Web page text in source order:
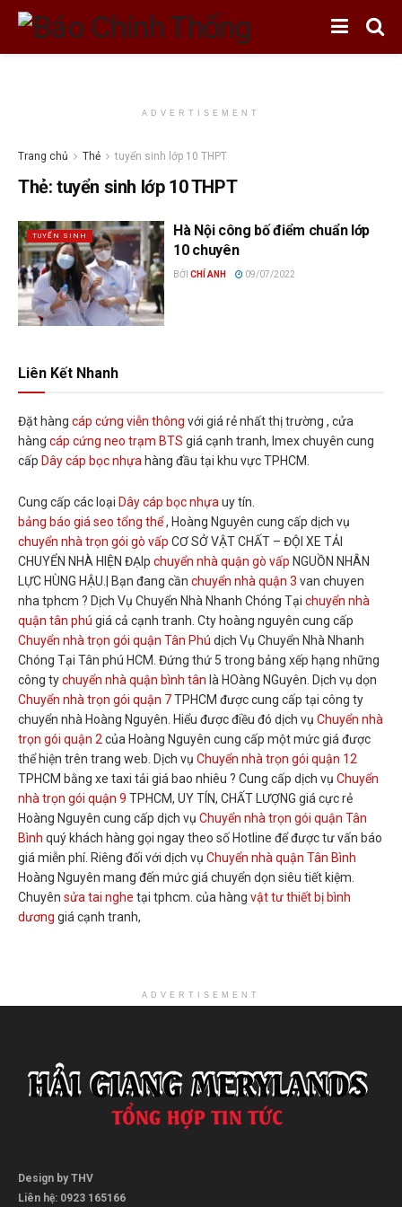
ADVERTISEMENT
Trang chủ Thẻ tuyển sinh lớp 10 THPT
Thẻ:tuyển sinh lớp 10 THPT
TUYỂN SINH
Hà Nội công bố điểm chuẩn lớp
10 chuyên
BỞI CHÍ ANH 09/07/2022
Liên Kết Nhanh
Đặt hàng cáp cứng viễn thông với giá rẻ nhất thị trường , cửa
hàng cáp cứng neo trạm BTS giá cạnh tranh, Imex chuyên cung
cấp Dây cáp bọc nhựa hàng đầu tại khu vực TPHCM.
Cung cấp các loại Dây cáp bọc nhựa uy tín.
bảng báo giá seo tổng thể, Hoàng Nguyên cung cấp dịch vụ
chuyển nhà trọn gói gò vấp CƠ SỞ VẬT CHẤT – ĐỘI XE TẢI
CHUYỂN NHÀ HIỆN ĐẠIp chuyển nhà quận gò vấp NGUỒN NHÂN
LỰC HÙNG HẬU.| Bạn đang cần chuyển nhà quận 3 van chuyen
nha tphcm ? Dịch Vụ Chuyển Nhà Nhanh Chóng Tại chuyển nhà
quận tân phú giá cả cạnh tranh. Cty hoàng nguyên cung cấp
Chuyển nhà trọn gói quận Tân Phú dịch Vụ Chuyển Nhà Nhanh
Chóng Tại Tân phú HCM. Đứng thứ 5 trong bảng xếp hạng những
công tychuyển nhà quận bình tân là HOàng NGuyên. Dịch vụ dọn
Chuyển nhà trọn gói quận 7TPHCM được cung cấp tại công ty
chuyển nhà Hoàng Nguyên. Hiểu được điều đó dịch vụ Chuyển nhà
trọn gói quận 2 của Hoàng Nguyên cung cấp một mức giá được
thể hiện trên trang web. Dịch vụ Chuyển nhà trọn gói quận 12
TPHCM bằng xe taxi tải giá bao nhiêu ? Cung cấp dịch vụ Chuyển
nhà trọn gói quận 9 TPHCM, UY TÍN, CHẤT LƯỢNG giá cực rẻ
Hoàng Nguyên cung cấp dịch vụ Chuyển nhà trọn gói quận Tân
Bình quý khách hàng gọi ngay theo số Hotline để được tư vấn báo
giá miễn phí. Riêng đối với dịch vụ Chuyển nhà quận Tân Bình
Hoàng Nguyên mang đến mức giá chuyển dọn siêu tiết kiệm.
Chuyên sửa tai nghe tại tphcm. của hàng vật tư thiết bị bình
dương giá cạnh tranh,
ADVERTISEMENT
Design by THV
Liên hệ: 0923 165166